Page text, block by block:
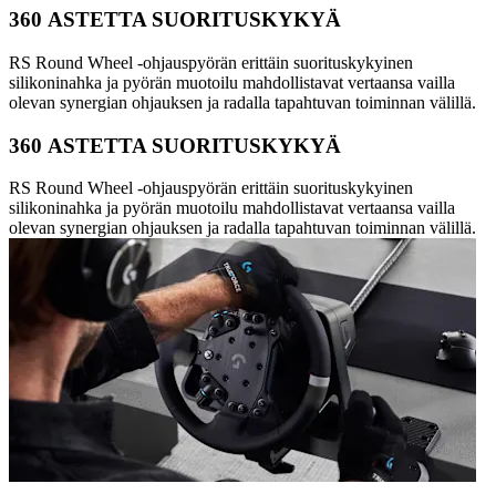
360 ASTETTA SUORITUSKYKYÄ
RS Round Wheel -ohjauspyörän erittäin suorituskykyinen
silikoninahka ja pyörän muotoilu mahdollistavat vertaansa vailla
olevan synergian ohjauksen ja radalla tapahtuvan toiminnan välillä.
360 ASTETTA SUORITUSKYKYÄ
RS Round Wheel -ohjauspyörän erittäin suorituskykyinen
silikoninahka ja pyörän muotoilu mahdollistavat vertaansa vailla
olevan synergian ohjauksen ja radalla tapahtuvan toiminnan välillä.